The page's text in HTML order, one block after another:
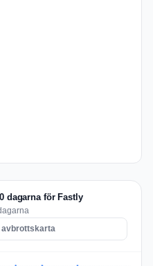
dagarna för Fastly